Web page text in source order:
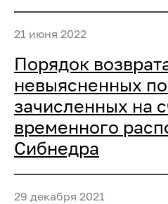
21 июня 2022
Порядок
невыясненных
зачисленных на
временного
Сибнедра
29 декабря 2021